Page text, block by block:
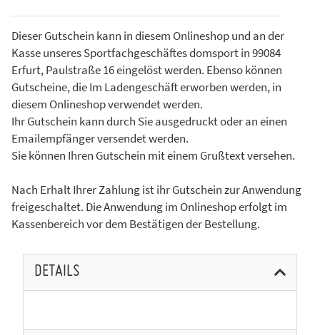
Dieser Gutschein kann in diesem Onlineshop und an der
Kasse unseres Sportfachgeschäftes domsport in 99084
Erfurt, Paulstraße 16 eingelöst werden. Ebenso können
Gutscheine, die Im Ladengeschäft erworben werden, in
diesem Onlineshop verwendet werden.
Ihr Gutschein kann durch Sie ausgedruckt oder an einen
Emailempfänger versendet werden.
Sie können Ihren Gutschein mit einem Grußtext versehen.
Nach Erhalt Ihrer Zahlung ist ihr Gutschein zur Anwendung
freigeschaltet. Die Anwendung im Onlineshop erfolgt im
Kassenbereich vor dem Bestätigen der Bestellung.
DETAILS